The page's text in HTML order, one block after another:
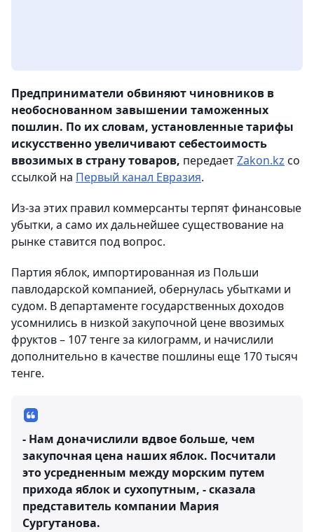
Предприниматели обвиняют чиновников в
необоснованном завышении таможенных
пошлин. По их словам, установленные тарифы
искусственно увеличивают себестоимость
ввозимых в страну товаров, передаетZakon.kz со
ссылкой на Первый канал Евразия.
Из-за этих правил коммерсанты терпят финансовые
убытки, а само их дальнейшее существование на
рынке ставится под вопрос.
Партия яблок, импортированная из Польши
павлодарской компанией, обернулась убытками и
судом. В департаменте государственных доходов
усомнились в низкой закупочной цене ввозимых
фруктов – 107 тенге за килограмм, и начислили
дополнительно в качестве пошлины еще 170 тысяч
тенге.
- Нам доначислили вдвое больше, чем
закупочная цена наших яблок. Посчитали
это усредненным между морским путем
прихода яблок и сухопутным, - сказала
представитель компании Мария
Сургутанова.